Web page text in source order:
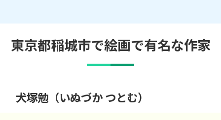
東京都稲城市で絵画で有名な作家
犬塚勉（いぬづか つとむ）